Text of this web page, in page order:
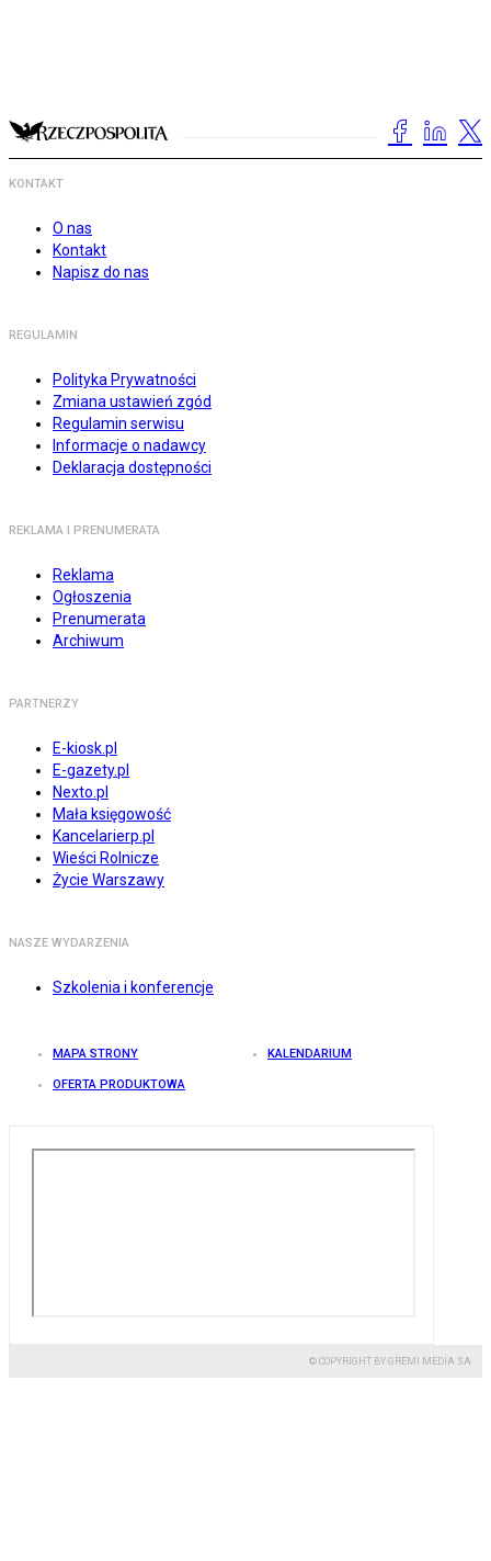
KONTAKT
O nas
Kontakt
Napisz do nas
REGULAMIN
Polityka Prywatności
Zmiana ustawień zgód
Regulamin serwisu
Informacje o nadawcy
Deklaracja dostępności
REKLAMA I PRENUMERATA
Reklama
Ogłoszenia
Prenumerata
Archiwum
PARTNERZY
E-kiosk.pl
E-gazety.pl
Nexto.pl
Mała księgowość
Kancelarierp.pl
Wieści Rolnicze
Życie Warszawy
NASZE WYDARZENIA
Szkolenia i konferencje
MAPA STRONY KALENDARIUM
OFERTA PRODUKTOWA
© COPYRIGHT BY GREMI MEDIA SA